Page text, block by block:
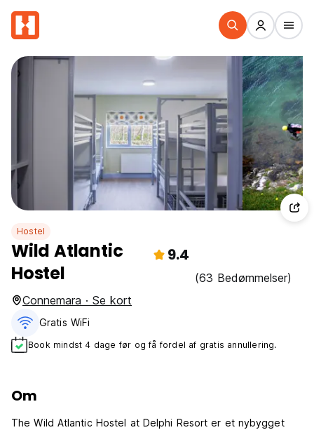
Hostel
Wild Atlantic
Hostel
9.4
(63 Bedømmelser)
Connemara · Se kort
Gratis WiFi
Book mindst 4 dage før og få fordel af gratis annullering.
Om
The Wild Atlantic Hostel at Delphi Resort er et nybygget